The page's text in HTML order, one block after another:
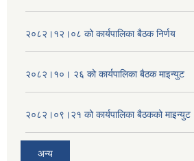
२०८२।१२।०८ को कार्यपालिका बैठक निर्णय
२०८२।१०। २६ को कार्यपालिका बैठक माइन्युट
२०८२।०९।२१ को कार्यपालिका बैठकको माइन्युट
अन्य